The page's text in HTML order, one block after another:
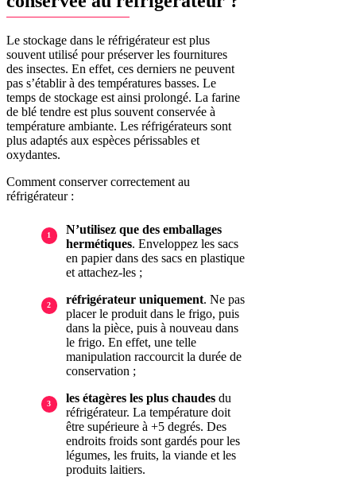
Le stockage dans le réfrigérateur est plus
souvent utilisé pour préserver les fournitures
des insectes. En effet, ces derniers ne peuvent
pas s’établir à des températures basses. Le
temps de stockage est ainsi prolongé. La farine
de blé tendre est plus souvent conservée à
température ambiante. Les réfrigérateurs sont
plus adaptés aux espèces périssables et
oxydantes.
Comment conserver correctement au
réfrigérateur :
N’utilisez que des emballages
hermétiques. Enveloppez les sacs
en papier dans des sacs en plastique
et attachez-les ;
réfrigérateur uniquement. Ne pas
placer le produit dans le frigo, puis
dans la pièce, puis à nouveau dans
le frigo. En effet, une telle
manipulation raccourcit la durée de
conservation ;
les étagères les plus chaudes du
réfrigérateur. La température doit
être supérieure à +5 degrés. Des
endroits froids sont gardés pour les
légumes, les fruits, la viande et les
produits laitiers.